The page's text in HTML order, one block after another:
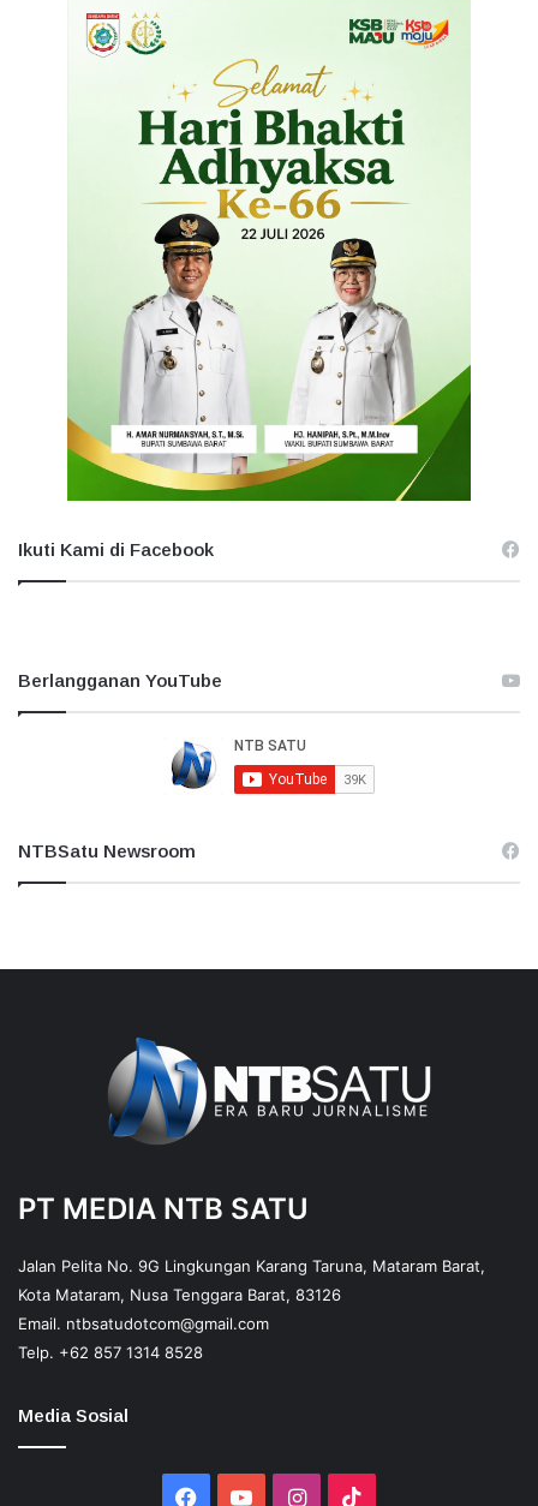
Ikuti Kami di Facebook
Berlangganan YouTube
NTBSatu Newsroom
PT MEDIA NTB SATU
Jalan Pelita No. 9G Lingkungan Karang Taruna, Mataram Barat,
Kota Mataram, Nusa Tenggara Barat, 83126
Email. ntbsatudotcom@gmail.com
Telp. +62 857 1314 8528
Media Sosial
Facebook
YouTubeInstagram